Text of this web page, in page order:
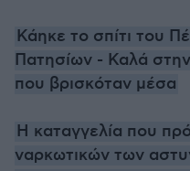
Κάηκε το σπίτι του
Πατησίων - Καλά
που βρισκόταν μέσα
Η καταγγελία που
ναρκωτικών των